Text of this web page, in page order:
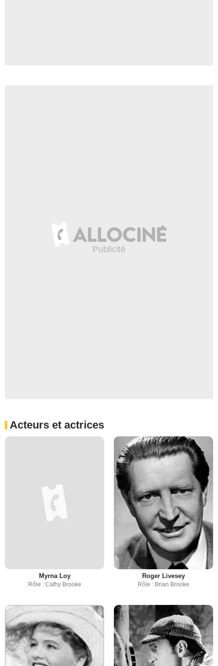
Acteurs et actrices
Myrna Loy
Rôle : Cathy Brooke
Roger Livesey
Rôle : Brian Brooke